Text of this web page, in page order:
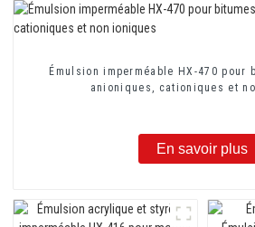
Émulsion imperméable HX-470 pour
anioniques, cationiques et
En savoir plus